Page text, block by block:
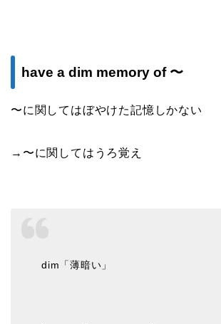
have a dim memory of 〜
〜に関してはぼやけた記憶しかない
→〜に関してはうろ覚え
dim「薄暗い」